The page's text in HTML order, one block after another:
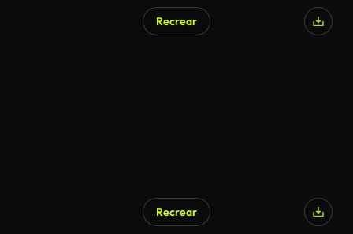
Recrear
Recrear